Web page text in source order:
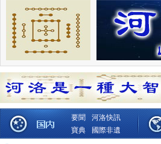
要聞
河洛快訊
寶典
國際非遺